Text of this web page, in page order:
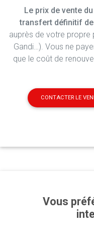
Le prix de vente
transfert définitif
auprès de votre propre
Gandi…). Vous ne
que le coût de
CONTACTER LE
Vous